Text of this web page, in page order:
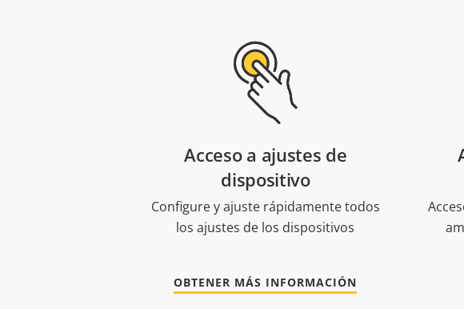
Acceso a ajustes de
dispositivo
Configure y ajuste rápidamente todos
los ajustes de los dispositivos
OBTENER MÁS INFORMACIÓN